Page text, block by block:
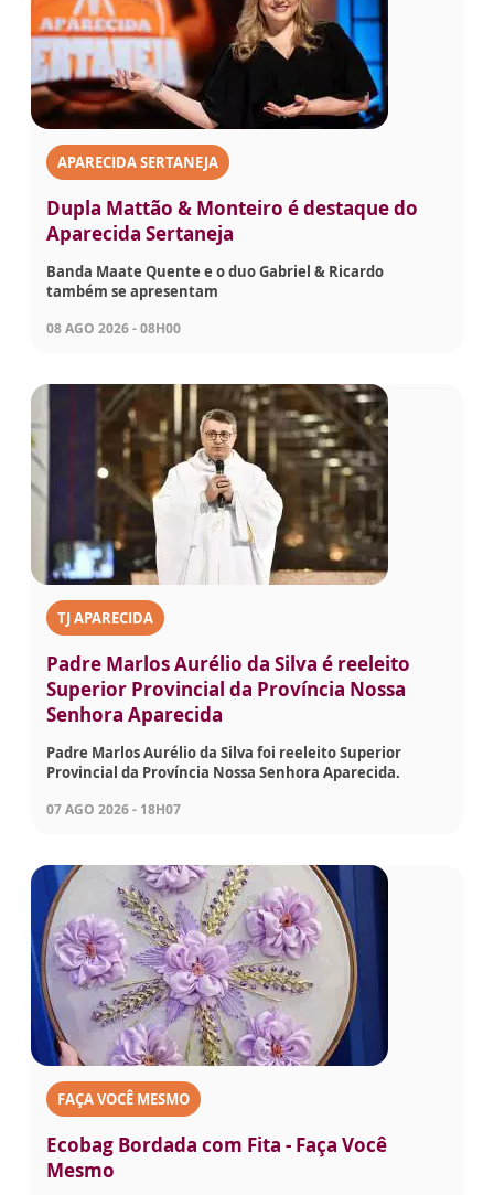
APARECIDA SERTANEJA
Dupla Mattão & Monteiro é destaque do
Aparecida Sertaneja
Banda Maate Quente e o duo Gabriel & Ricardo
também se apresentam
08 AGO 2026 - 08H00
TJ APARECIDA
Padre Marlos Aurélio da Silva é reeleito
Superior Provincial da Província Nossa
Senhora Aparecida
Padre Marlos Aurélio da Silva foi reeleito Superior
Provincial da Província Nossa Senhora Aparecida.
07 AGO 2026 - 18H07
FAÇA VOCÊ MESMO
Ecobag Bordada com Fita - Faça Você
Mesmo